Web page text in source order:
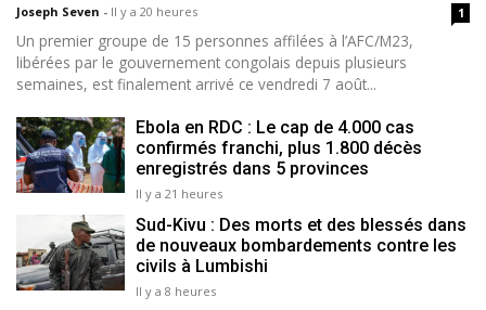
Joseph Seven - Il y a 20 heures 1
Un premier groupe de 15 personnes affilées à l’AFC/M23,
libérées par le gouvernement congolais depuis plusieurs
semaines, est finalement arrivé ce vendredi 7 août...
Ebola en RDC : Le cap de 4.000 cas
confirmés franchi, plus 1.800 décès
enregistrés dans 5 provinces
Il y a 21 heures
Sud-Kivu : Des morts et des blessés dans
de nouveaux bombardements contre les
civils à Lumbishi
Il y a 8 heures